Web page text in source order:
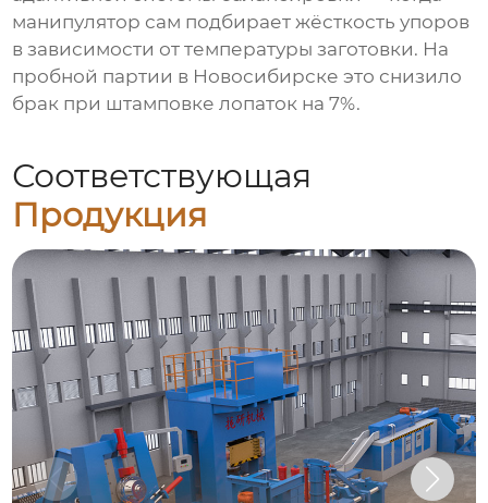
манипулятор сам подбирает жёсткость упоров
в зависимости от температуры заготовки. На
пробной партии в Новосибирске это снизило
брак при штамповке лопаток на 7%.
Соответствующая
Продукция